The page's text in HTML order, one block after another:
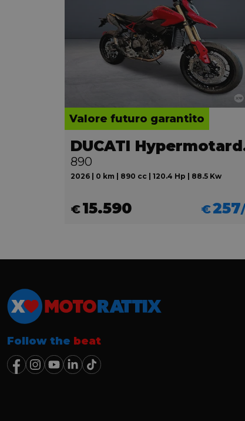
Valore futuro garantito
890
2026 | 0 km | 890 cc | 120.4 Hp | 88.5 Kw
€15.590 €257
Follow the beat